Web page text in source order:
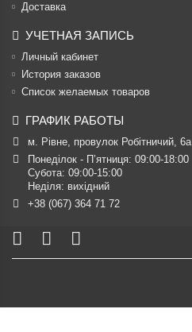
Доставка
УЧЕТНАЯ ЗАПИСЬ
Личный кабинет
История заказов
Список желаемых товаров
ГРАФИК РАБОТЫ
м. Рівне, провулок Робітничий, 6а
Понеділок - П’ятниця: 09:00-18:00
Субота: 09:00-15:00
Неділя: вихідний
+38 (067) 364 71 72